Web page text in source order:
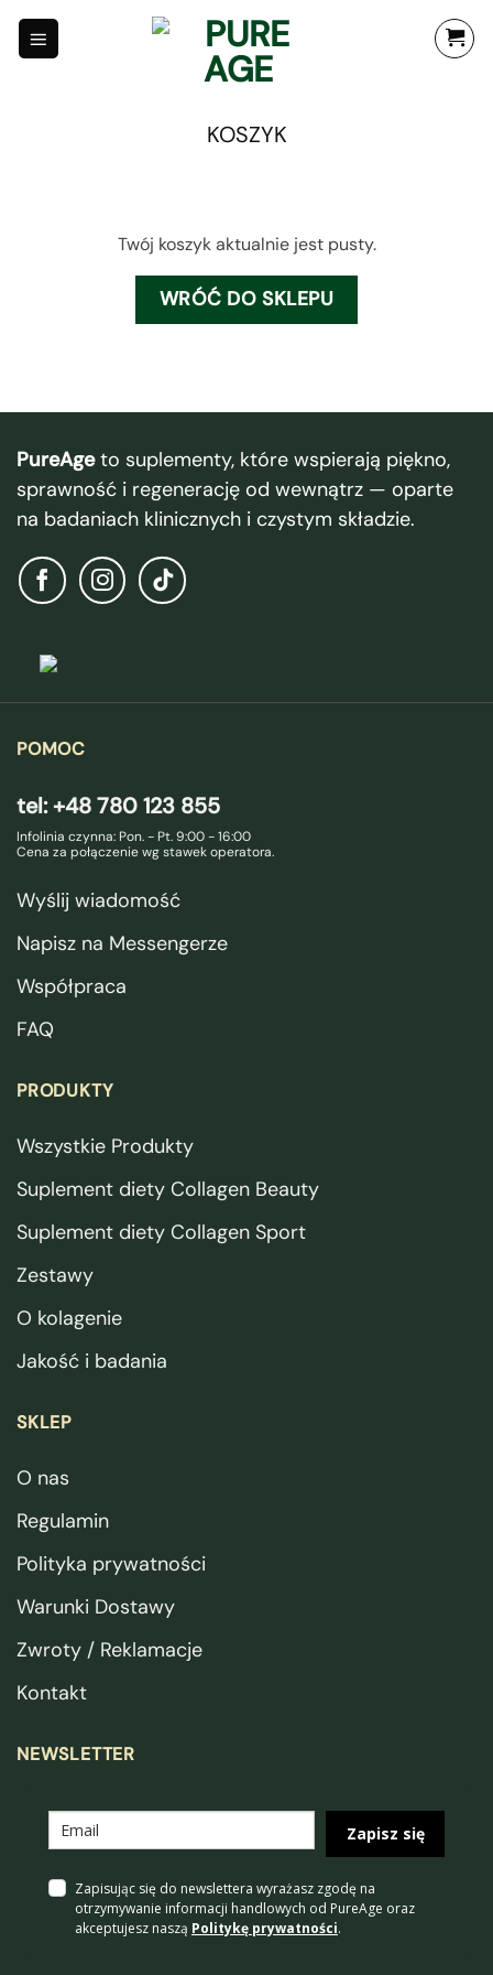
zawartości
KOSZYK
Twój koszyk aktualnie jest pusty.
WRÓĆ DO SKLEPU
PureAgeto suplementy, które wspierają piękno,
sprawność i regenerację od wewnątrz — oparte
na badaniach klinicznych i czystym składzie.
POMOC
tel: +48 780 123 855
Infolinia czynna: Pon. - Pt. 9:00 - 16:00
Cena za połączenie wg stawek operatora.
Wyślij wiadomość
Napisz na Messengerze
Współpraca
FAQ
PRODUKTY
Wszystkie Produkty
Suplement diety Collagen Beauty
Suplement diety Collagen Sport
Zestawy
O kolagenie
Jakość i badania
SKLEP
O nas
Regulamin
Polityka prywatności
Warunki Dostawy
Zwroty / Reklamacje
Kontakt
NEWSLETTER
Zapisz się
Zapisując się do newslettera wyrażasz zgodę na
otrzymywanie informacji handlowych od PureAge oraz
akceptujesz naszą Politykę prywatności.